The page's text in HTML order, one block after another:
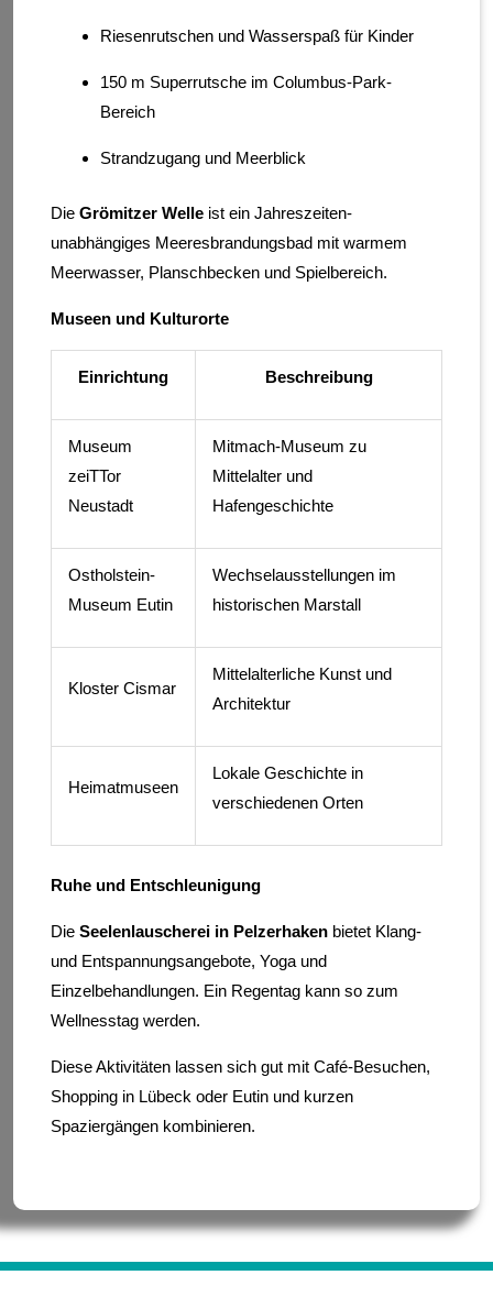
Riesenrutschen und Wasserspaß für Kinder
150 m Superrutsche im Columbus-Park-
Bereich
Strandzugang und Meerblick
Die Grömitzer Welle ist ein Jahreszeiten-
unabhängiges Meeresbrandungsbad mit warmem
Meerwasser, Planschbecken und Spielbereich.
Museen und Kulturorte
Einrichtung Beschreibung
Museum
zeiTTor
Neustadt
Mitmach-Museum zu
Mittelalter und
Hafengeschichte
Ostholstein-
Museum Eutin
Wechselausstellungen im
historischen Marstall
Kloster Cismar
Mittelalterliche Kunst und
Architektur
Heimatmuseen
Lokale Geschichte in
verschiedenen Orten
Ruhe und Entschleunigung
Die Seelenlauscherei in Pelzerhaken bietet Klang-
und Entspannungsangebote, Yoga und
Einzelbehandlungen. Ein Regentag kann so zum
Wellnesstag werden.
Diese Aktivitäten lassen sich gut mit Café-Besuchen,
Shopping in Lübeck oder Eutin und kurzen
Spaziergängen kombinieren.